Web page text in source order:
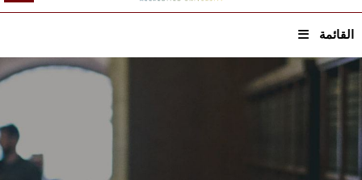
القائمة
الرئيسيـة
عن الجامعة
القطاعـات